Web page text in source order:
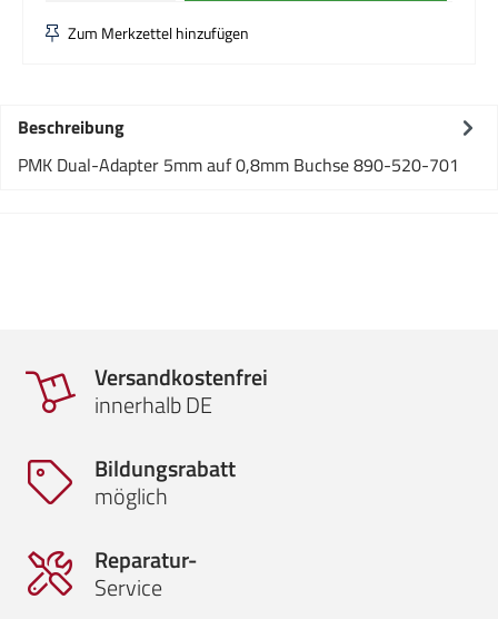
Zum Merkzettel hinzufügen
Beschreibung
PMK Dual-Adapter 5mm auf 0,8mm Buchse 890-520-701
Versandkostenfrei
innerhalb DE
Bildungsrabatt
möglich
Reparatur-
Service